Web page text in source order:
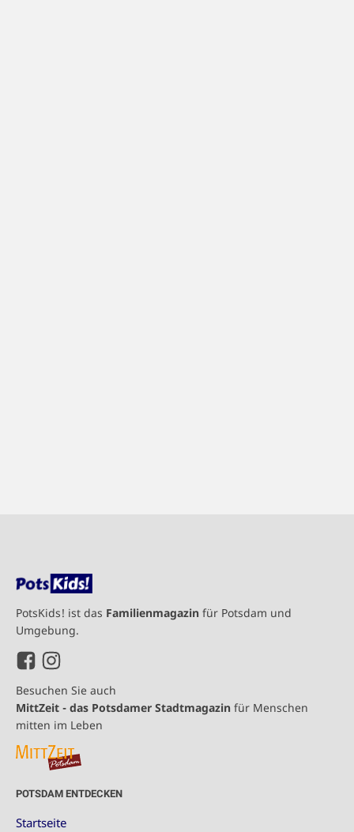
PotsKids! ist das Familienmagazin für Potsdam und
Umgebung.
Besuchen Sie auch
MittZeit - das Potsdamer Stadtmagazin für Menschen
mitten im Leben
POTSDAM ENTDECKEN
Startseite